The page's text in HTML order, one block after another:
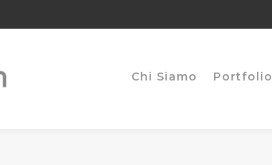
Chi Siamo Portfolio